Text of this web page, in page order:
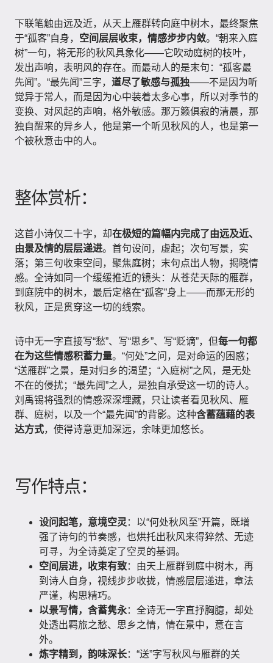
下联笔触由远及近，从天上雁群转向庭中树木，最终聚焦
于“孤客”自身， 空间层层收束，情感步步内敛。“朝来入庭
树”一句，将无形的秋风具象化——它吹动庭树的枝叶，
发出声响，表明风的存在。而最动人的是末句：“孤客最
先闻”。“最先闻”三字， 道尽了敏感与孤独——不是因为听
觉异于常人，而是因为心中装着太多心事，所以对季节的
变换、对风起的声响，格外敏感。那万籁俱寂的清晨，那
独自醒来的异乡人，他是第一个听见秋风的人，也是第一
个被秋意击中的人。
整体赏析：
这首小诗仅二十字，却在极短的篇幅内完成了由远及近、
由景及情的层层递进。首句设问，虚起；次句写景，实
落；第三句收束空间，聚焦庭树；末句点出人物，揭晓情
感。全诗如同一个缓缓推近的镜头：从苍茫天际的雁群，
到庭院中的树木，最后定格在“孤客”身上——而那无形的
秋风，正是贯穿这一切的线索。
诗中无一字直接写“愁”、写“思乡”、写“贬谪”，但每一句都
在为这些情感积蓄力量。“何处”之问，是对命运的困惑；
“送雁群”之景，是对归乡的渴望；“入庭树”之风，是无处
不在的侵扰；“最先闻”之人，是独自承受这一切的诗人。
刘禹锡将强烈的情感深深埋藏，只让读者看见秋风、雁
群、庭树，以及一个“最先闻”的背影。这种含蓄蕴藉的表
达方式，使得诗意更加深远，余味更加悠长。
写作特点：
设问起笔，意境空灵 ：以“何处秋风至”开篇，既增
强了诗句的节奏感，也烘托出秋风来得猝然、无迹
可寻，为全诗奠定了空灵的基调。
空间层进，收束有致：由天上雁群到庭中树木，再
到诗人自身，视线步步收拢，情感层层递进，章法
严谨，构思精巧。
以景写情，含蓄隽永：全诗无一字直抒胸臆，却处
处透出羁旅之愁、思乡之情，情在景中，意在言
外。
炼字精到，韵味深长：“送”字写秋风与雁群的关